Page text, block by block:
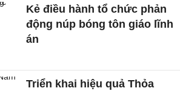
Kẻ điều hành tổ chức phản
động núp bóng tôn giáo lĩnh
án
Triển khai hiệu quả Thỏa